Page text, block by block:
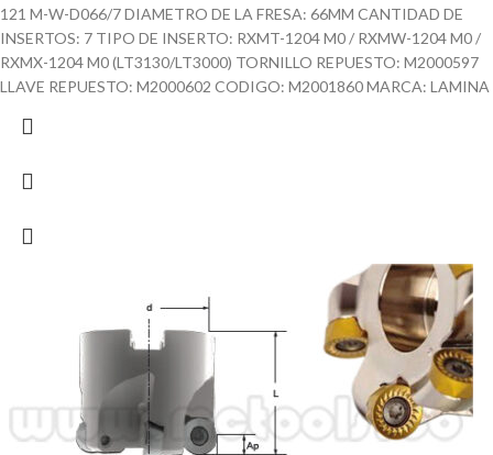
121 M-W-D066/7 DIAMETRO DE LA FRESA: 66MM CANTIDAD DE
INSERTOS: 7 TIPO DE INSERTO: RXMT-1204 M0 / RXMW-1204 M0 /
RXMX-1204 M0 (LT3130/LT3000) TORNILLO REPUESTO: M2000597
LLAVE REPUESTO: M2000602 CODIGO: M2001860 MARCA: LAMINA